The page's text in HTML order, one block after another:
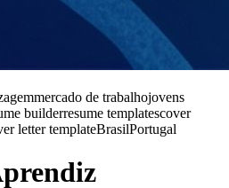
mercado de trabalhojovens
builderresume templatescover
letter templateBrasilPortugal